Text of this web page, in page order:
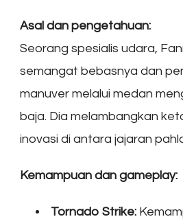
Asal dan pengetahuan:
Seorang spesialis udara,
semangat bebasnya dan
manuver melalui medan
baja. Dia melambangkan
inovasi di antara jajaran
Kemampuan dan gameplay:
Tornado Strike: